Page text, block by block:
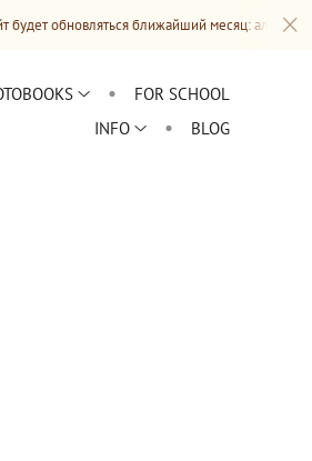
FOR SCHOOL
INFO
BLOG
ближайший месяц: альбомы,